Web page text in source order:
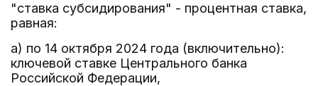
"ставка субсидирования" - процентная ставка,
равная:
а) по 14 октября 2024 года (включительно):
ключевой ставке Центрального банка
Российской Федерации,